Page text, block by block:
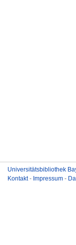
Universitätsbibliothek
Kontakt- Impressum -